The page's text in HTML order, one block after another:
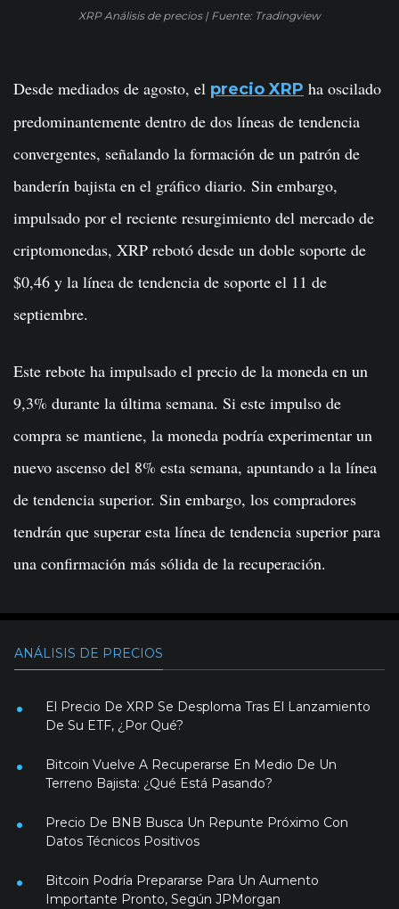
XRP Análisis de precios | Fuente: Tradingview
Desde mediados de agosto, el precio XRP ha oscilado
predominantemente dentro de dos líneas de tendencia
convergentes, señalando la formación de un patrón de
banderín bajista en el gráfico diario. Sin embargo,
impulsado por el reciente resurgimiento del mercado de
criptomonedas, XRP rebotó desde un doble soporte de
$0,46 y la línea de tendencia de soporte el 11 de
septiembre.
Este rebote ha impulsado el precio de la moneda en un
9,3% durante la última semana. Si este impulso de
compra se mantiene, la moneda podría experimentar un
nuevo ascenso del 8% esta semana, apuntando a la línea
de tendencia superior. Sin embargo, los compradores
tendrán que superar esta línea de tendencia superior para
una confirmación más sólida de la recuperación.
ANÁLISIS DE PRECIOS
El Precio De XRP Se Desploma Tras El Lanzamiento
De Su ETF, ¿Por Qué?
Bitcoin Vuelve A Recuperarse En Medio De Un
Terreno Bajista: ¿Qué Está Pasando?
Precio De BNB Busca Un Repunte Próximo Con
Datos Técnicos Positivos
Bitcoin Podría Prepararse Para Un Aumento
Importante Pronto, Según JPMorgan